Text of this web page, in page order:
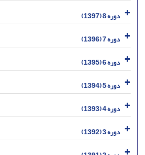
دوره 8 (1397)
دوره 7 (1396)
دوره 6 (1395)
دوره 5 (1394)
دوره 4 (1393)
دوره 3 (1392)